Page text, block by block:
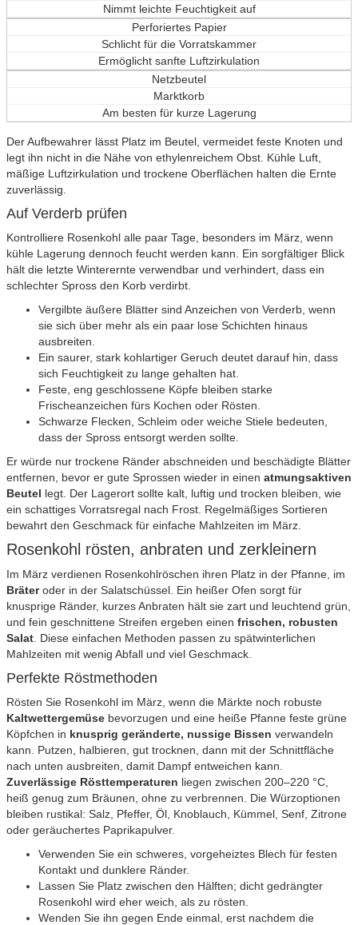
Nimmt leichte Feuchtigkeit auf
Perforiertes Papier
Schlicht für die Vorratskammer
Ermöglicht sanfte Luftzirkulation
Netzbeutel
Marktkorb
Am besten für kurze Lagerung
Der Aufbewahrer lässt Platz im Beutel, vermeidet feste Knoten und
legt ihn nicht in die Nähe von ethylenreichem Obst. Kühle Luft,
mäßige Luftzirkulation und trockene Oberflächen halten die Ernte
zuverlässig.
Auf Verderb prüfen
Kontrolliere Rosenkohl alle paar Tage, besonders im März, wenn
kühle Lagerung dennoch feucht werden kann. Ein sorgfältiger Blick
hält die letzte Winterernte verwendbar und verhindert, dass ein
schlechter Spross den Korb verdirbt.
Vergilbte äußere Blätter sind Anzeichen von Verderb, wenn
sie sich über mehr als ein paar lose Schichten hinaus
ausbreiten.
Ein saurer, stark kohlartiger Geruch deutet darauf hin, dass
sich Feuchtigkeit zu lange gehalten hat.
Feste, eng geschlossene Köpfe bleiben starke
Frischeanzeichen fürs Kochen oder Rösten.
Schwarze Flecken, Schleim oder weiche Stiele bedeuten,
dass der Spross entsorgt werden sollte.
Er würde nur trockene Ränder abschneiden und beschädigte Blätter
entfernen, bevor er gute Sprossen wieder in einen atmungsaktiven
Beutel legt. Der Lagerort sollte kalt, luftig und trocken bleiben, wie
ein schattiges Vorratsregal nach Frost. Regelmäßiges Sortieren
bewahrt den Geschmack für einfache Mahlzeiten im März.
Rosenkohl rösten, anbraten und zerkleinern
Im März verdienen Rosenkohlröschen ihren Platz in der Pfanne, im
Bräteroder in der Salatschüssel. Ein heißer Ofen sorgt für
knusprige Ränder, kurzes Anbraten hält sie zart und leuchtend grün,
und fein geschnittene Streifen ergeben einen frischen, robusten
Salat . Diese einfachen Methoden passen zu spätwinterlichen
Mahlzeiten mit wenig Abfall und viel Geschmack.
Perfekte Röstmethoden
Rösten Sie Rosenkohl im März, wenn die Märkte noch robuste
Kaltwettergemüse bevorzugen und eine heiße Pfanne feste grüne
Köpfchen in knusprig geränderte, nussige Bissen verwandeln
kann. Putzen, halbieren, gut trocknen, dann mit der Schnittfläche
nach unten ausbreiten, damit Dampf entweichen kann.
Zuverlässige Rösttemperaturen liegen zwischen 200–220 °C,
heiß genug zum Bräunen, ohne zu verbrennen. Die Würzoptionen
bleiben rustikal: Salz, Pfeffer, Öl, Knoblauch, Kümmel, Senf, Zitrone
oder geräuchertes Paprikapulver.
Verwenden Sie ein schweres, vorgeheiztes Blech für festen
Kontakt und dunklere Ränder.
Lassen Sie Platz zwischen den Hälften; dicht gedrängter
Rosenkohl wird eher weich, als zu rösten.
Wenden Sie ihn gegen Ende einmal, erst nachdem die